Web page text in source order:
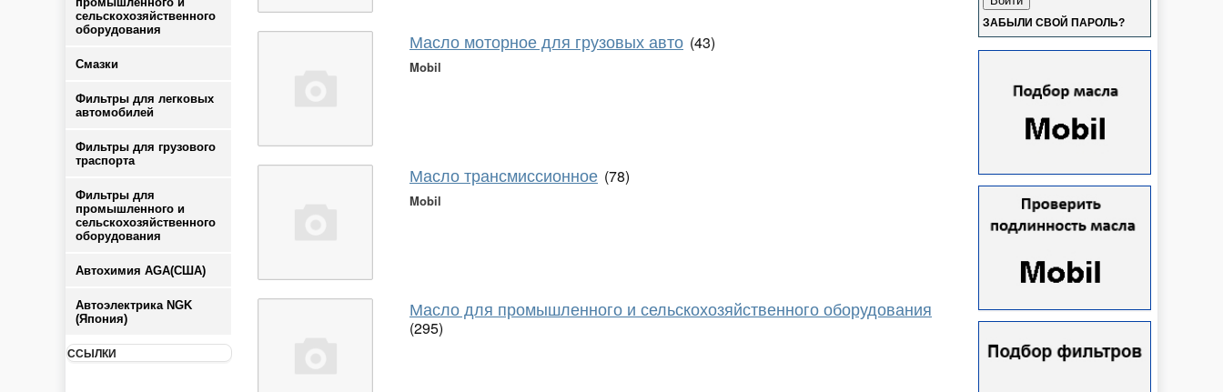
сельскохозяйственного
оборудования
Смазки
Фильтры для легковых
автомобилей
Фильтры для грузового
траспорта
Фильтры для
промышленного и
сельскохозяйственного
оборудования
Автохимия AGA(США)
Автоэлектрика NGK
(Япония)
ССЫЛКИ
Масло моторное для грузовых авто (43)
Mobil
Масло трансмиссионное (78)
Mobil
Масло для промышленного и сельскохозяйственного оборудования
(295)
ЗАБЫЛИ СВОЙ ПАРОЛЬ?